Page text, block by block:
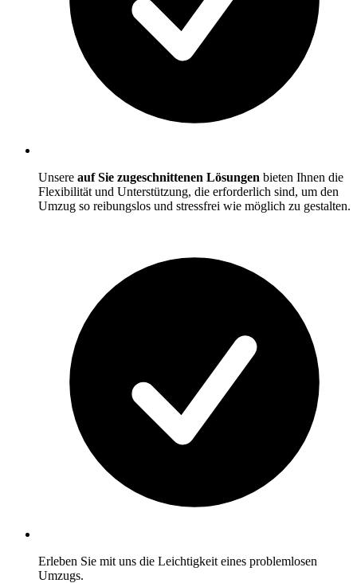
Unsere auf Sie zugeschnittenen Lösungen bieten Ihnen die
Flexibilität und Unterstützung, die erforderlich sind, um den
Umzug so reibungslos und stressfrei wie möglich zu gestalten.
Erleben Sie mit uns die Leichtigkeit eines problemlosen
Umzugs.